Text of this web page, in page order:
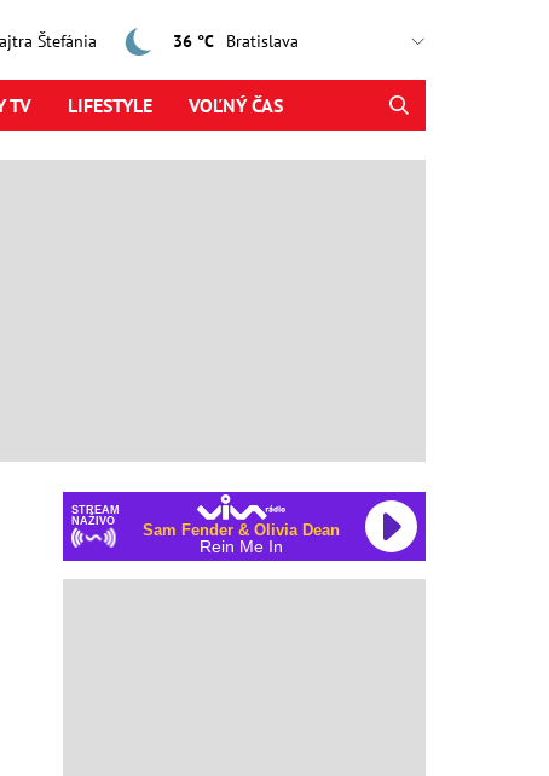
Štefánia 36 °C
TV LIFESTYLE VOĽNÝ ČAS
STREAM
NAŽIVO
Sam Fender & Olivia Dean
Rein Me In